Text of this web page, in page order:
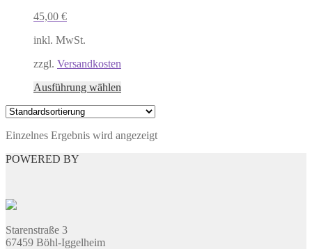
45,00 €
inkl. MwSt.
zzgl. Versandkosten
Ausführung wählen
Varianten
Einzelnes Ergebnis wird angezeigt
POWERED BY
Starenstraße 3
67459 Böhl-Iggelheim